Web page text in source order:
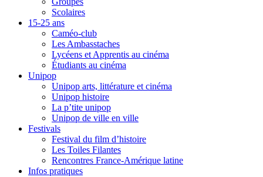
Scolaires
15-25 ans
Caméo-club
Les Ambasstaches
Lycéens et Apprentis au cinéma
Étudiants au cinéma
Unipop
Unipop arts, littérature et cinéma
Unipop histoire
La p’tite unipop
Unipop de ville en ville
Festivals
Festival du film d’histoire
Les Toiles Filantes
Rencontres France-Amérique latine
Infos pratiques